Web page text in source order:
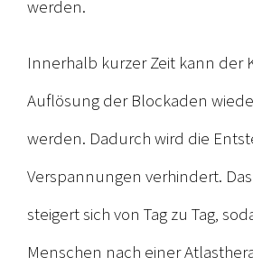
werden.
Innerhalb kurzer Zeit kann der
Auflösung der Blockaden
werden. Dadurch wird die
Verspannungen verhindert.
steigert sich von Tag zu Tag,
Menschen nach einer